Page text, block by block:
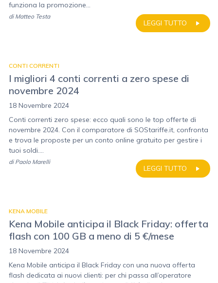
funziona la promozione...
LEGGI TUTTO
di Matteo Testa
CONTI CORRENTI
I migliori 4 conti correnti a zero spese di
novembre 2024
18 Novembre 2024
Conti correnti zero spese: ecco quali sono le top offerte di
novembre 2024. Con il comparatore di SOStariffe.it, confronta
e trova le proposte per un conto online gratuito per gestire i
tuoi soldi....
LEGGI TUTTO
di Paolo Marelli
KENA MOBILE
Kena Mobile anticipa il Black Friday: offerta
flash con 100 GB a meno di 5 €/mese
18 Novembre 2024
Kena Mobile anticipa il Black Friday con una nuova offerta
flash dedicata ai nuovi clienti: per chi passa all’operatore